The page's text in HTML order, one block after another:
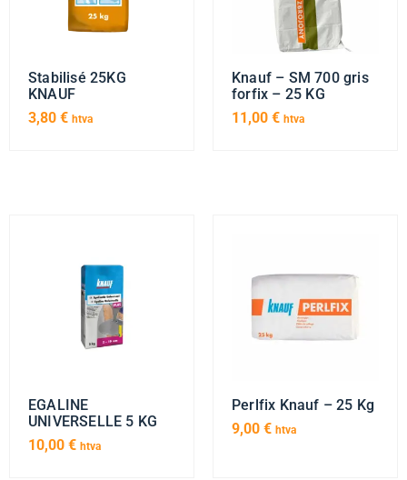
Stabilisé 25KG
KNAUF
3,80 € htva
Knauf – SM 700 gris
forfix – 25 KG
11,00 € htva
EGALINE
UNIVERSELLE 5 KG
10,00 € htva
Perlfix Knauf – 25 Kg
9,00 € htva